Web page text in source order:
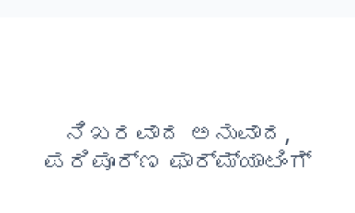
ನಿಖರವಾದ ಅನುವಾದ,
ಪರಿಪೂರ್ಣ ಫಾರ್ಮ್ಯಾಟಿಂಗ್